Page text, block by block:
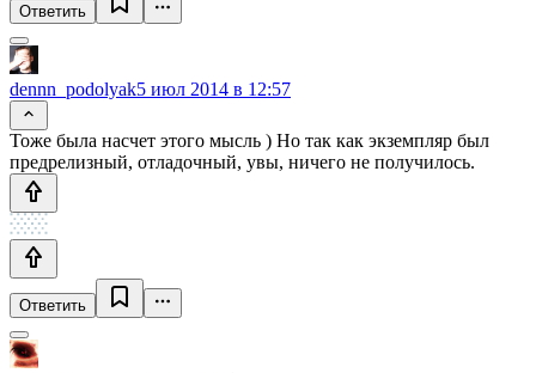
Ответить
dennn_podolyak5 июл 2014 в 12:57
Тоже была насчет этого мысль ) Но так как экземпляр был
предрелизный, отладочный, увы, ничего не получилось.
Ответить